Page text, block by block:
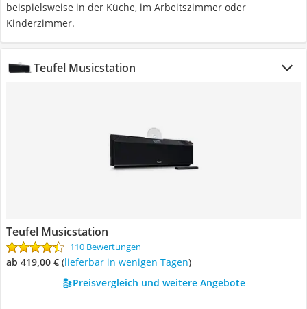
beispielsweise in der Küche, im Arbeitszimmer oder
Kinderzimmer.
Teufel Musicstation
Teufel Musicstation
110 Bewertungen
ab 419,00 € ( Lieferbar in wenigen Tagen)
Preisvergleich und weitere Angebote